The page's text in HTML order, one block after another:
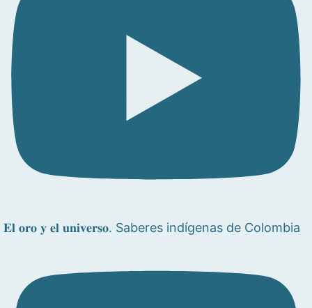
𝐄𝐥 𝐨𝐫𝐨 𝐲 𝐞𝐥 𝐮𝐧𝐢𝐯𝐞𝐫𝐬𝐨. Saberes indígenas de Colombia